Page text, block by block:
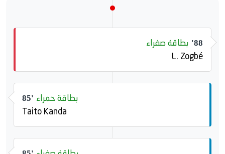
88' بطاقة صفراء
L. Zogbé
85' بطاقة حمراء
Taito Kanda